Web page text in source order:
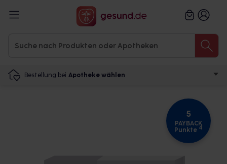
Bestellung bei Apotheke wählen
5
PAYBACK
Punkte 4